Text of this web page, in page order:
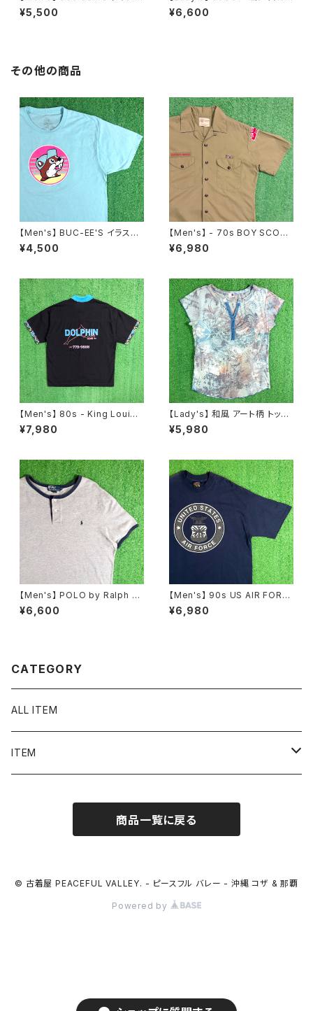
Tシャツ / アメリカ製 USA製 9
0年代 ティーシャツ T-Shirt 古
¥5,500
ーフ柄 スカート / 80年代 古着
レディース 総柄 2266
¥6,600
その他の商品
【Men's】 BUC-EE'S イラスト
Tシャツ / バッキーズ ティーシャ
ツ T-Shirt 古着 2274
¥4,500
【Men's】 - 70s BOY SCOU
T OF AMERICA 開襟 シャツ /
70年代 シャツ 半袖 古着 メン
¥6,980
【Men's】 80s - King Louie
DOLPHIN 開襟 ボーリングシャ
ツ / アメリカ製 USA製 80年代
¥7,980
【Lady's】 和風 アート柄 トップ
ス / アメリカ製 USA製 古着 レ
ディース T-Shirt ティーシャツ
¥5,980
【Men's】 POLO by Ralph La
uren 鹿の子素材 ヘンリーネッ
ク トップス / ラルフローレン ポ
¥6,600
【Men's】 90s US AIR FORC
E リフレクター プリント Tシャツ
/ アメリカ製 USA製 90年代 U
¥6,980
CATEGORY
ALL ITEM
ITEM
シャツ／ブラウス
半袖シャツ / ブラウス
タンクトップ
商品一覧に戻る
© 古着屋 PEACEFUL VALLEY. - ピースフル バレー - 沖縄 コザ & 那覇
Powered by